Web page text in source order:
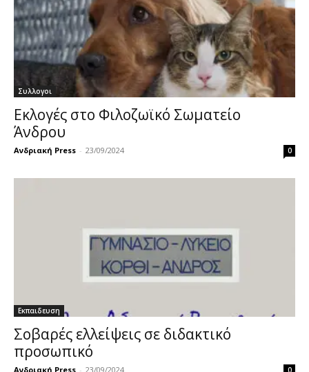
Συλλογοι
Εκλογές στο Φιλοζωϊκό Σωματείο
Άνδρου
Ανδριακή Press - 23/09/2024 0
Εκπαιδευση
Σοβαρές ελλείψεις σε διδακτικό
προσωπικό
Ανδριακή Press - 23/09/2024